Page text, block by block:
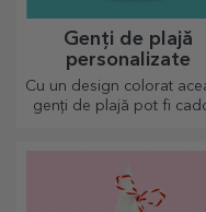
Genți de plajă
personalizate
Cu un design colorat
genți de plajă pot fi
genți.